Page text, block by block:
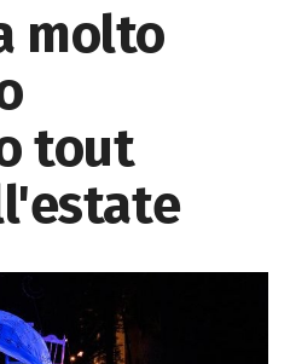
molto
tout